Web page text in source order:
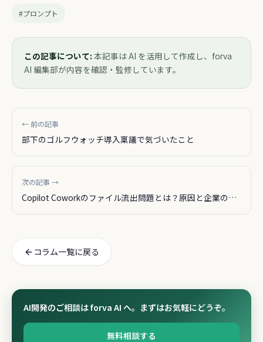
#プロンプト
この記事について: 本記事は AI を活用して作成し、forva
AI 編集部が内容を確認・監修しています。
← 前の記事
部下のゴルフウォッチ導入稟議で気づいたこと
次の記事 →
Copilot Coworkのファイル流出問題とは？原因と企業の対
策
コラム一覧に戻る
AI開発のご相談は forva AI へ。まずはお気軽にどうぞ。
無料相談する